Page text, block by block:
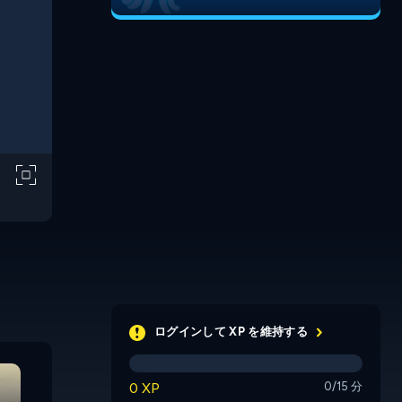
Snakes and Ladders Ludo
Ahoy!
ログインして XP を維持する
0 XP 0/15 分